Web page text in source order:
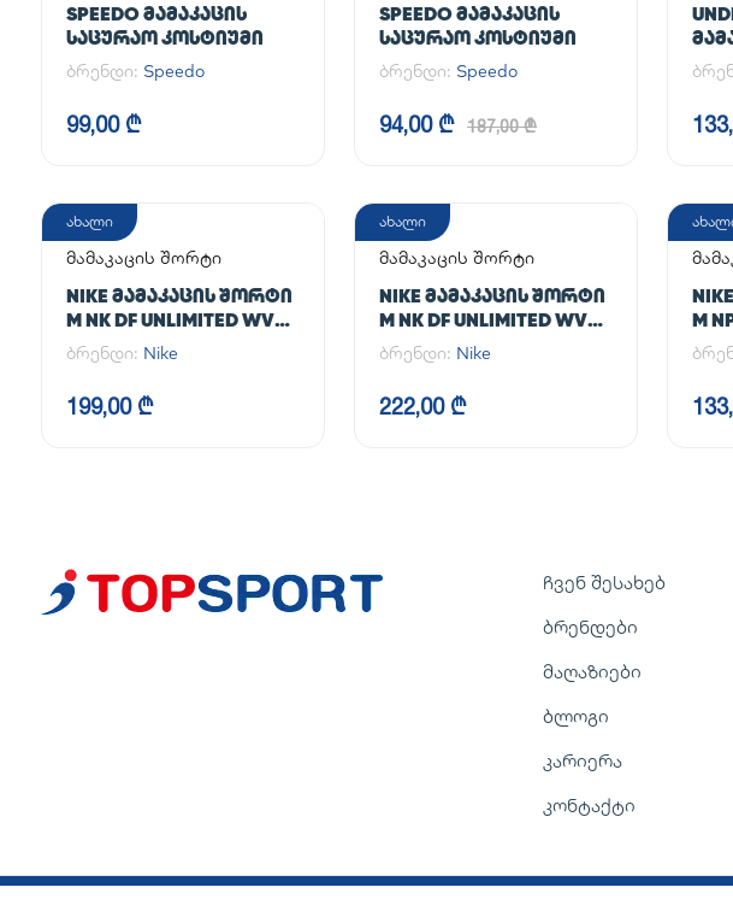
SPEEDO ᲛᲐᲛᲐᲙᲐᲪᲘᲡ
ᲡᲐᲪᲣᲠᲐᲝ ᲙᲝᲡᲢᲘᲣᲛᲘ
ბრენდი: Speedo
99,00 ₾
SPEEDO ᲛᲐᲛᲐᲙᲐᲪᲘᲡ
ᲡᲐᲪᲣᲠᲐᲝ ᲙᲝᲡᲢᲘᲣᲛᲘ
ბრენდი: Speedo
94,00 ₾ 187,00 ₾
ახალი
მამაკაცის შორტი
NIKE ᲛᲐᲛᲐᲙᲐᲪᲘᲡ ᲨᲝᲠᲢᲘ
M NK DF UNLIMITED WVN
7IN UL
ბრენდი: Nike
199,00 ₾
ახალი
მამაკაცის შორტი
NIKE ᲛᲐᲛᲐᲙᲐᲪᲘᲡ ᲨᲝᲠᲢᲘ
M NK DF UNLIMITED WVN
7IN 2IN1
ბრენდი: Nike
222,00 ₾
M
ჩვენ შესახებ
ბრენდები
მაღაზიები
ბლოგი
კარიერა
კონტაქტი